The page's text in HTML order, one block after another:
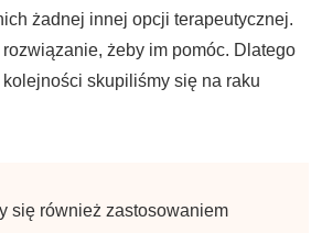
żadnej innej opcji terapeutycznej.
żeby im pomóc. Dlatego
skupiliśmy się na raku
się również zastosowaniem